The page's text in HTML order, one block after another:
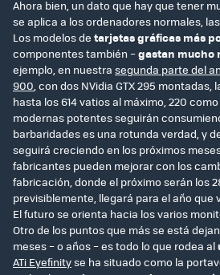
Ahora bien, un dato que hay que tener
se aplica a los ordenadores normales,
Los modelos de tarjetas gráficas más
componentes también –gastan mucho
ejemplo, en nuestra segunda parte del
900 , con dos NVidia GTX 295
hasta los 614 vatios al máximo, 220
modernas potentes seguirán
barbaridades es una rotunda verdad, y
seguirá creciendo en los próximos
fabricantes pueden mejorar con los
fabricación, donde el próximo serán los
previsiblemente, llegará para el año que
El futuro se orienta hacia los varios
Otro de los puntos que más se está
meses – o años – es todo lo que rodea al
ATi Eyefinityse ha situado como la